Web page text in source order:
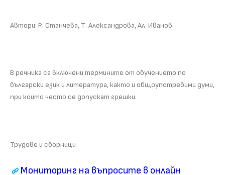
Автори: Р. Станчева, Т. Александрова, Ал. Иванов
В речника са включени термините от обучението по
български език и литература, както и общоупотребими думи,
при които често се допускат грeшки.
Трудове и сборници
Мониторинг на въпросите в онлайн